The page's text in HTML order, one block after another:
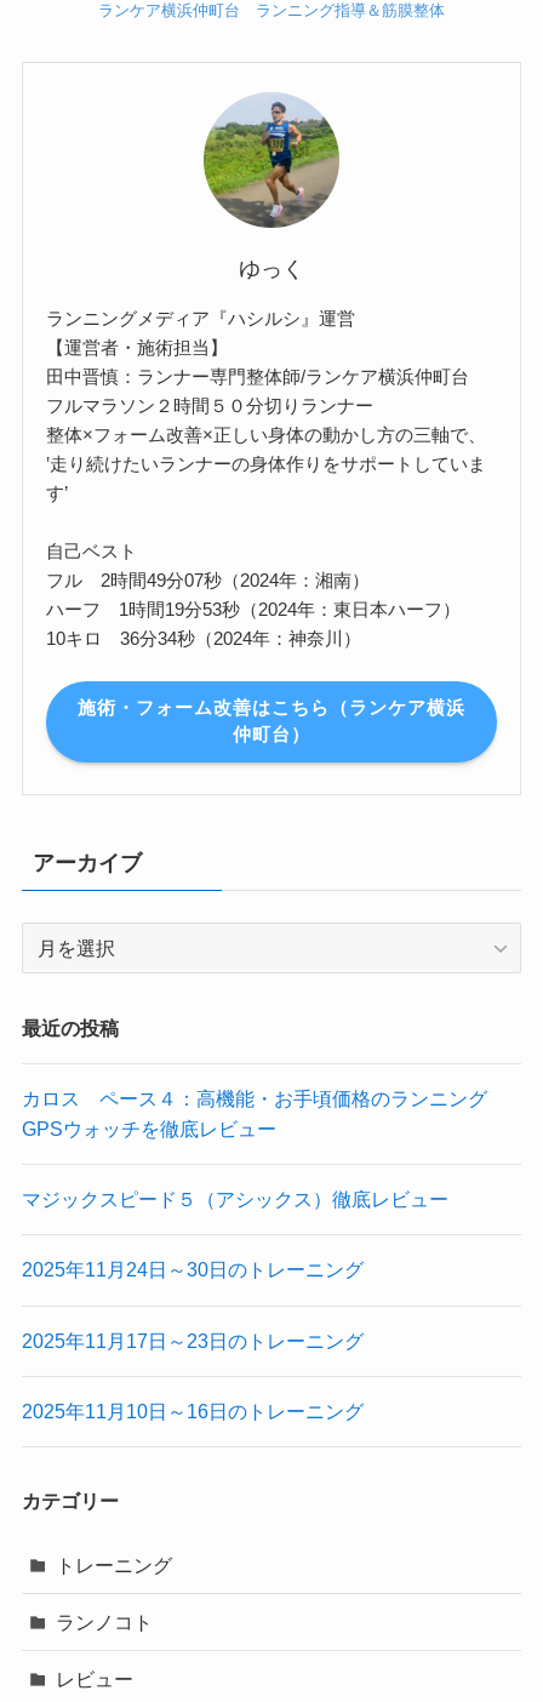
ランケア横浜仲町台 ランニング指導＆筋膜整体
ゆっく
ランニングメディア『ハシルシ』運営
【運営者・施術担当】
田中晋慎：ランナー専門整体師/ランケア横浜仲町台
フルマラソン２時間５０分切りランナー
整体×フォーム改善×正しい身体の動かし方の三軸で、
‛走り続けたいランナーの身体作りをサポートしていま
す’
自己ベスト
フル 2時間49分07秒（2024年：湘南）
ハーフ 1時間19分53秒（2024年：東日本ハーフ）
10キロ 36分34秒（2024年：神奈川）
施術・フォーム改善はこちら（ランケア横浜
仲町台）
アーカイブ
イ
最近の投稿
カロス ペース４：高機能・お手頃価格のランニング
GPSウォッチを徹底レビュー
マジックスピード５（アシックス）徹底レビュー
2025年11月24日～30日のトレーニング
2025年11月17日～23日のトレーニング
2025年11月10日～16日のトレーニング
カテゴリー
トレーニング
ランノコト
レビュー